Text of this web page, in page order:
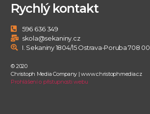
Rychlý kontakt
596 636 349
skola@sekaniny.cz
I. Sekaniny 1804/15 Ostrava-Poruba 708 00
© 2020
Christoph Media Company | www.christophmedia.cz
Prohlášení o přístupnosti webu